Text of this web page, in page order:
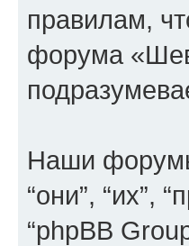
правилам,
форума
Наши
“они”, “их”,
“phpBB